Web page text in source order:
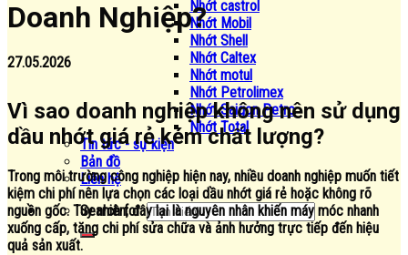
Nhớt castrol
Nhớt Mobil
Nhớt Shell
Nhớt Caltex
Nhớt motul
Nhớt Petrolimex
Nhớt Saigon Petro
Nhớt Total
Tin tức - sự kiện
Bản đồ
Liên hệ
Search for:
Doanh Nghiệp?
27.05.2026
Vì sao doanh nghiệp không nên sử dụng
dầu nhớt giá rẻ kém chất lượng?
Trong môi trường công nghiệp hiện nay, nhiều doanh nghiệp muốn tiết
kiệm chi phí nên lựa chọn các loại dầu nhớt giá rẻ hoặc không rõ
nguồn gốc. Tuy nhiên, đây lại là nguyên nhân khiến máy móc nhanh
xuống cấp, tăng chi phí sửa chữa và ảnh hưởng trực tiếp đến hiệu
quả sản xuất.